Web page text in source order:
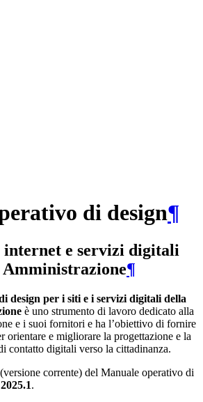
di design¶
e servizi digitali
¶
design per i siti e i servizi digitali della
è uno strumento di lavoro dedicato alla
e i suoi fornitori e ha l’obiettivo di fornire
orientare e migliorare la progettazione e la
contatto digitali verso la cittadinanza.
corrente) del Manuale operativo di
2025.1.